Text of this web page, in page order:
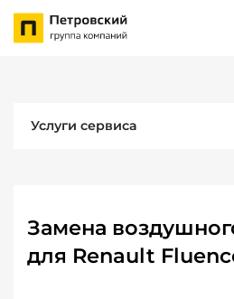
Услуги сервиса
Замена
для Renault